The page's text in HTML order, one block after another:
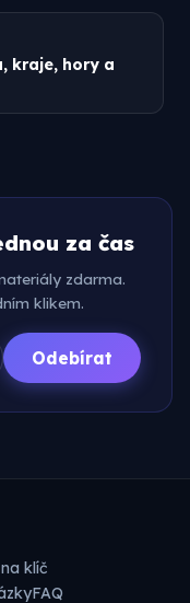
kraje, hory a
za čas
zdarma.
klikem.
Odebírat
klíč
FAQ